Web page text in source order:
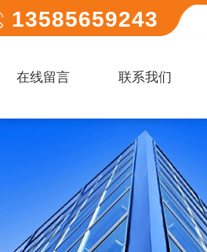
13585659243
在线留言 联系我们